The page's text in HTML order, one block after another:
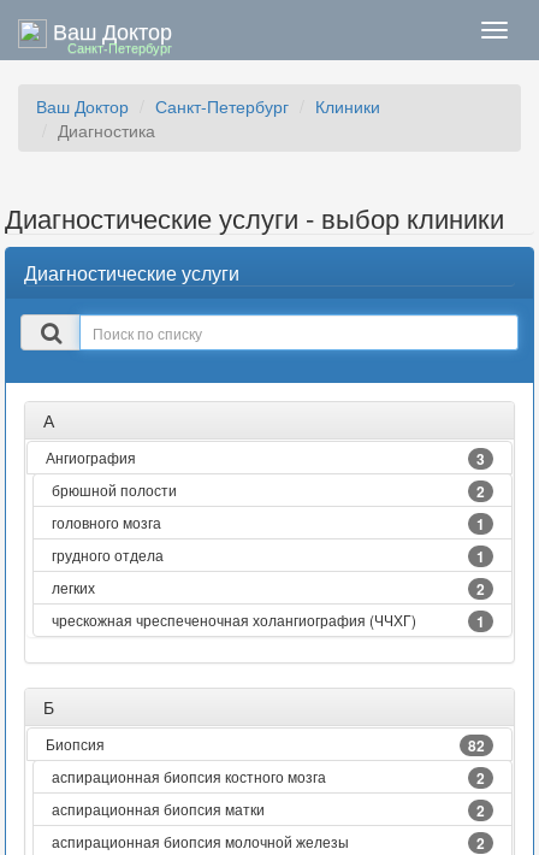
Ваш Доктор
Санкт-Петербург
Ваш Доктор Санкт-Петербург
Клиники
Диагностика
Диагностические услуги - выбор клиники
Диагностические услуги
Поиск
в
А
Ангиография 3
брюшной полости 2
головного мозга 1
грудного отдела 1
легких 2
чрескожная чреспеченочная холангиография (ЧЧХГ) 1
Б
Биопсия 82
аспирационная биопсия костного мозга 2
аспирационная биопсия матки 2
аспирационная биопсия молочной железы 2